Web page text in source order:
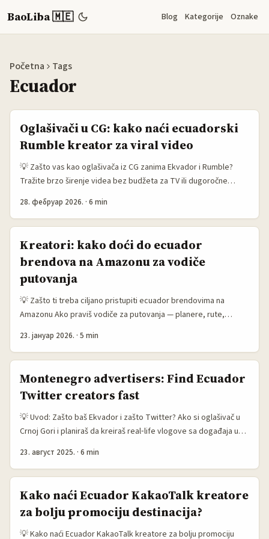
BaoLiba 🇲🇪 Blog Kategorije Oznake
Početna Tags
Ecuador
Oglašivači u CG: kako naći ecuadorski
Rumble kreator za viral video
💡 Zašto vas kao oglašivača iz CG zanima Ekvador i Rumble?
Tražite brzo širenje videa bez budžeta za TV ili dugoročne
kampanje? Rumble i ekvadorski kreatori predstavljaju
neotkriveni miks: publika koja intenzivno gleda video,
velikim hiljadama followera na TikToku ili Instagramu. Ako želite
viral koji donosi ROI — treba vam smart pristup, a ne puka lista
“influencera”. ...
28. фебруар 2026. · 6 min
Kreatori: kako doći do ecuador
brendova na Amazonu za vodiče
putovanja
💡 Zašto ti treba ciljano pristupiti ecuador brendovima na
Amazonu Ako praviš vodiče za putovanja — planere, rute,
brendovi na Amazonu mogu biti zlata vrijedni partneri. Lokalni
referencama) često traže izvoz i online vidljivost. Ti, kao
kreator iz Crne Gore, možeš ponuditi ciljanu publiku i praktičan
sadržaj: testirane rute, preporuke opreme i linkove koji prodaju.
...
23. јануар 2026. · 5 min
Montenegro advertisers: Find Ecuador
Twitter creators fast
💡 Uvod: Zašto baš Ekvador i zašto Twitter? Ako si oglašivač u
Crnoj Gori i planiraš da kreiraš real‑life vlogove sa događaja u
Moraš da razumeš ko komunicira na terenu, kako publika
zapravo prodaje karte, sponzore i buzz. Ekvador ima svoje
mikro‑igre influensera: lokalni Twitter kreatori (X, kako god ih
zvao) često su nosioci kulturnih momenata — komentari sa
stadiona, živa reakcija na muzičke događaje, pa čak i backstage
23. август 2025. · 6 min
Kako naći Ecuador KakaoTalk kreatore
za bolju promociju destinacija?
💡 Kako naći Ecuador KakaoTalk kreatore za bolju promociju